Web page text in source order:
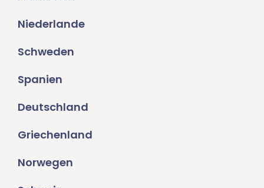
Niederlande
Schweden
Spanien
Deutschland
Griechenland
Norwegen